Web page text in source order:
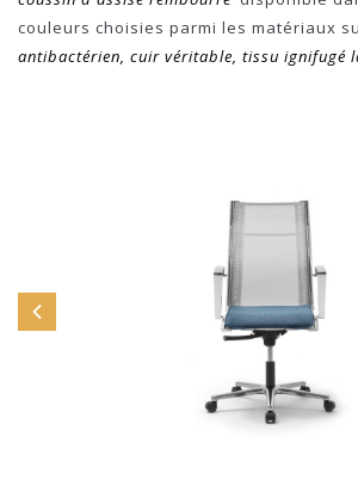
couleurs choisies parmi les matériaux
antibactérien, cuir véritable, tissu ignifugé